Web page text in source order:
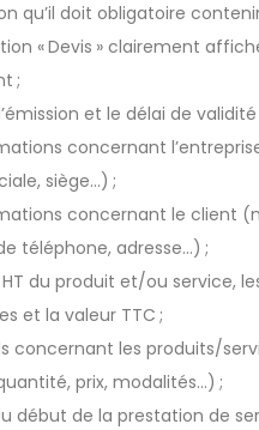
qu’il doit obligatoire
« Devis » clairement
;
et le délai de validité
concernant
siège…) ;
concernant le client
téléphone, adresse…) ;
du produit et/ou service,
et la valeur TTC ;
concernant les produits/
prix, modalités…) ;
début de la prestation de